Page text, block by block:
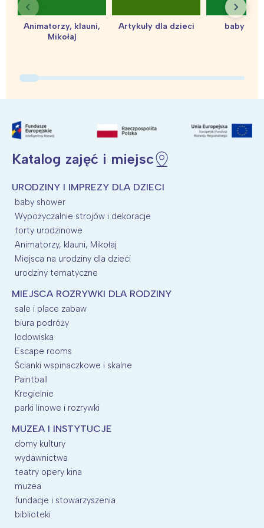
Animatorzy, klauni,
Mikołaj
Artykuły dla dzieci baby
Katalog zajęć i miejsc
URODZINY I IMPREZY DLA DZIECI
baby shower
Wypożyczalnie strojów i dekoracje
torty urodzinowe
Animatorzy, klauni, Mikołaj
Miejsca na urodziny dla dzieci
urodziny tematyczne
MIEJSCA ROZRYWKI DLA RODZINY
sale i place zabaw
biura podróży
lodowiska
Escape rooms
Ścianki wspinaczkowe i skalne
Paintball
Kregielnie
parki linowe i rozrywki
MUZEA I INSTYTUCJE
domy kultury
wydawnictwa
teatry opery kina
muzea
fundacje i stowarzyszenia
biblioteki